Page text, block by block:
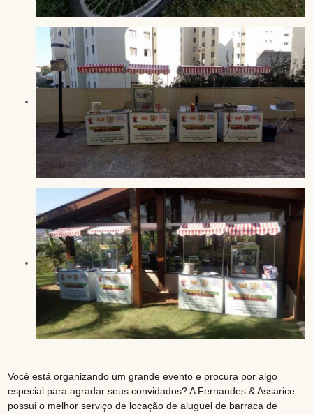
Você está organizando um grande evento e procura por algo
especial para agradar seus convidados? A Fernandes & Assarice
possui o melhor serviço de locação de aluguel de barraca de